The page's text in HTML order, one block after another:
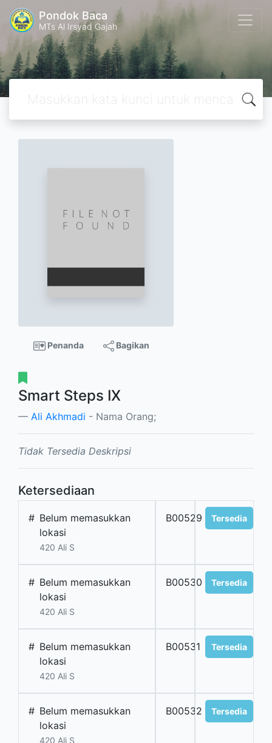
Pondok Baca
MTs Al Irsyad Gajah
Penanda Bagikan
Smart Steps IX
Ali Akhmadi - Nama Orang;
Tidak Tersedia Deskripsi
Ketersediaan
# Belum memasukkan
lokasi
420 Ali S
B00529 Tersedia
# Belum memasukkan
lokasi
420 Ali S
B00530 Tersedia
# Belum memasukkan
lokasi
420 Ali S
B00531 Tersedia
# Belum memasukkan
lokasi
420 Ali S
B00532 Tersedia